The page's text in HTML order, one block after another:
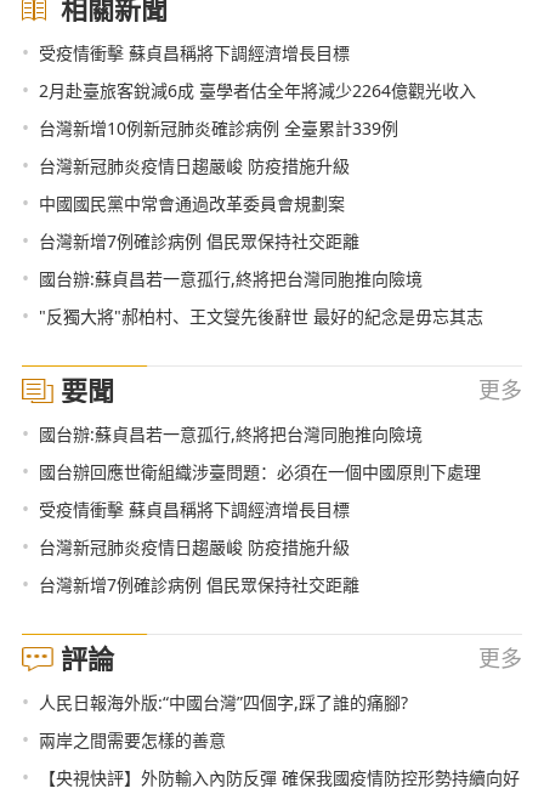
相關新聞
• 受疫情衝擊 蘇貞昌稱將下調經濟增長目標
• 2月赴臺旅客銳減6成 臺學者估全年將減少2264億觀光收入
• 台灣新增10例新冠肺炎確診病例 全臺累計339例
• 台灣新冠肺炎疫情日趨嚴峻 防疫措施升級
• 中國國民黨中常會通過改革委員會規劃案
• 台灣新增7例確診病例 倡民眾保持社交距離
• 國台辦:蘇貞昌若一意孤行,終將把台灣同胞推向險境
• "反獨大將"郝柏村、王文燮先後辭世 最好的紀念是毋忘其志
要聞 更多
• 國台辦:蘇貞昌若一意孤行,終將把台灣同胞推向險境
• 國台辦回應世衛組織涉臺問題：必須在一個中國原則下處理
• 受疫情衝擊 蘇貞昌稱將下調經濟增長目標
• 台灣新冠肺炎疫情日趨嚴峻 防疫措施升級
• 台灣新增7例確診病例 倡民眾保持社交距離
評論 更多
• 人民日報海外版:“中國台灣”四個字,踩了誰的痛腳?
• 兩岸之間需要怎樣的善意
• 【央視快評】外防輸入內防反彈 確保我國疫情防控形勢持續向好